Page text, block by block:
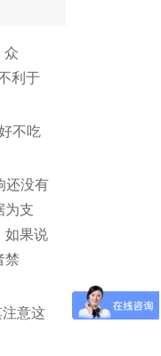
众
利于
不吃
还没有
为支
如果说
禁
意这